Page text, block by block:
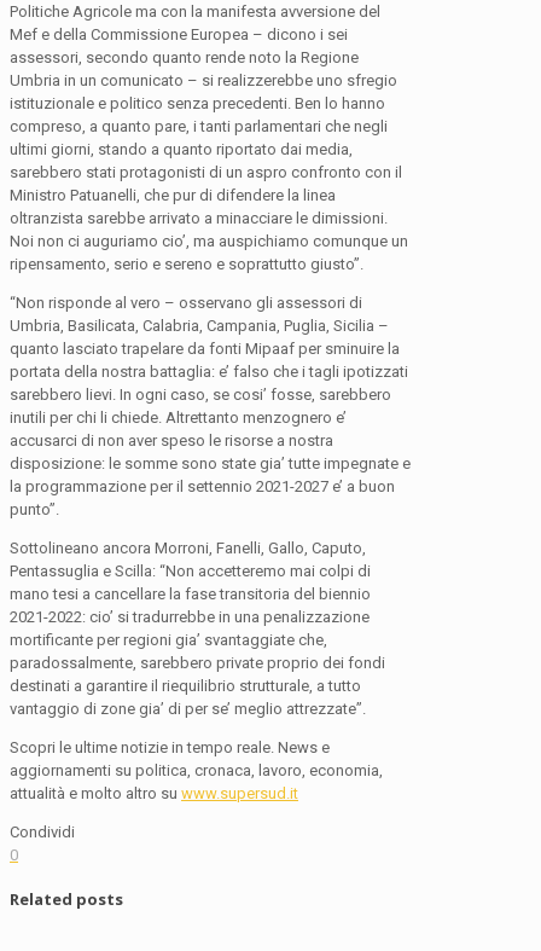
Politiche Agricole ma con la manifesta avversione del
Mef e della Commissione Europea – dicono i sei
assessori, secondo quanto rende noto la Regione
Umbria in un comunicato – si realizzerebbe uno sfregio
istituzionale e politico senza precedenti. Ben lo hanno
compreso, a quanto pare, i tanti parlamentari che negli
ultimi giorni, stando a quanto riportato dai media,
sarebbero stati protagonisti di un aspro confronto con il
Ministro Patuanelli, che pur di difendere la linea
oltranzista sarebbe arrivato a minacciare le dimissioni.
Noi non ci auguriamo cio’, ma auspichiamo comunque un
ripensamento, serio e sereno e soprattutto giusto”.
“Non risponde al vero – osservano gli assessori di
Umbria, Basilicata, Calabria, Campania, Puglia, Sicilia –
quanto lasciato trapelare da fonti Mipaaf per sminuire la
portata della nostra battaglia: e’ falso che i tagli ipotizzati
sarebbero lievi. In ogni caso, se cosi’ fosse, sarebbero
inutili per chi li chiede. Altrettanto menzognero e’
accusarci di non aver speso le risorse a nostra
disposizione: le somme sono state gia’ tutte impegnate e
la programmazione per il settennio 2021-2027 e’ a buon
punto”.
Sottolineano ancora Morroni, Fanelli, Gallo, Caputo,
Pentassuglia e Scilla: “Non accetteremo mai colpi di
mano tesi a cancellare la fase transitoria del biennio
2021-2022: cio’ si tradurrebbe in una penalizzazione
mortificante per regioni gia’ svantaggiate che,
paradossalmente, sarebbero private proprio dei fondi
destinati a garantire il riequilibrio strutturale, a tutto
vantaggio di zone gia’ di per se’ meglio attrezzate”.
Scopri le ultime notizie in tempo reale. News e
aggiornamenti su politica, cronaca, lavoro, economia,
attualità e molto altro su www.supersud.it
Condividi
0
Related posts